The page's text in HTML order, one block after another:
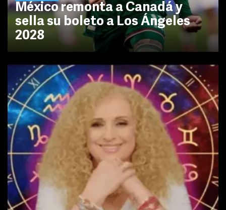
México remonta a Canadá y
sella su boleto a Los Ángeles
2028